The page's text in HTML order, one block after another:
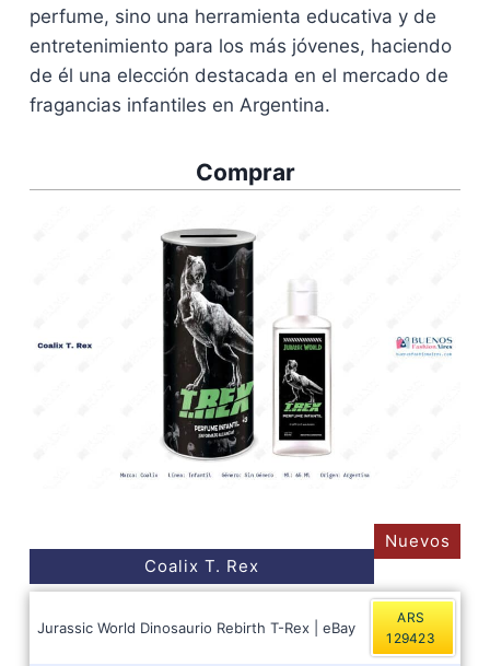
perfume, sino una herramienta educativa y de
entretenimiento para los más jóvenes, haciendo
de él una elección destacada en el mercado de
fragancias infantiles en Argentina.
Comprar
Coalix T. Rex
Nuevos
Jurassic World Dinosaurio Rebirth T-Rex | eBay
ARS
129423